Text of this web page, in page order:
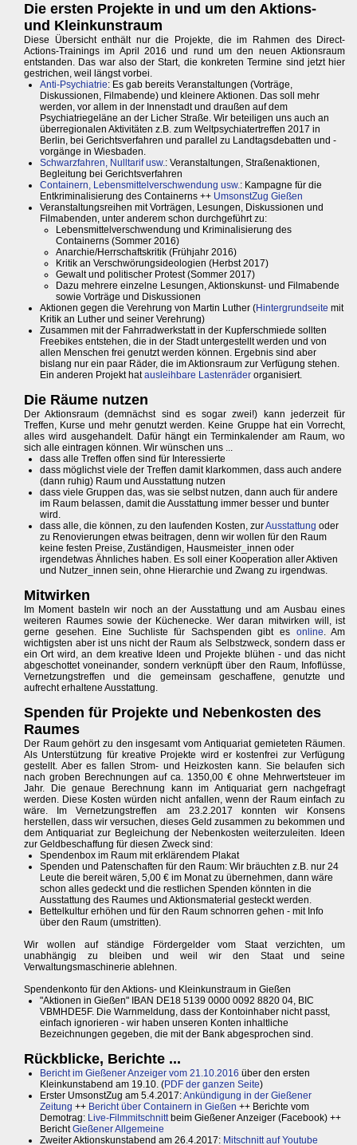
Die ersten Projekte in und um den Aktions-
und Kleinkunstraum
Diese Übersicht enthält nur die Projekte, die im Rahmen des Direct-
Actions-Trainings im April 2016 und rund um den neuen Aktionsraum
entstanden. Das war also der Start, die konkreten Termine sind jetzt hier
gestrichen, weil längst vorbei.
Anti-Psychiatrie: Es gab bereits Veranstaltungen (Vorträge,
Diskussionen, Filmabende) und kleinere Aktionen. Das soll mehr
werden, vor allem in der Innenstadt und draußen auf dem
Psychiatriegeläne an der Licher Straße. Wir beteiligen uns auch an
überregionalen Aktivitäten z.B. zum Weltpsychiatertreffen 2017 in
Berlin, bei Gerichtsverfahren und parallel zu Landtagsdebatten und -
vorgänge in Wiesbaden.
Schwarzfahren, Nulltarif usw.: Veranstaltungen, Straßenaktionen,
Begleitung bei Gerichtsverfahren
Containern, Lebensmittelverschwendung usw.: Kampagne für die
Entkriminalisierung des Containerns ++ UmsonstZug Gießen
Veranstaltungsreihen mit Vorträgen, Lesungen, Diskussionen und
Filmabenden, unter anderem schon durchgeführt zu:
Lebensmittelverschwendung und Kriminalisierung des
Containerns (Sommer 2016)
Anarchie/Herrschaftskritik (Frühjahr 2016)
Kritik an Verschwörungsideologien (Herbst 2017)
Gewalt und politischer Protest (Sommer 2017)
Dazu mehrere einzelne Lesungen, Aktionskunst- und Filmabende
sowie Vorträge und Diskussionen
Aktionen gegen die Verehrung von Martin Luther (Hintergrundseite mit
Kritik an Luther und seiner Verehrung)
Zusammen mit der Fahrradwerkstatt in der Kupferschmiede sollten
Freebikes entstehen, die in der Stadt untergestellt werden und von
allen Menschen frei genutzt werden können. Ergebnis sind aber
bislang nur ein paar Räder, die im Aktionsraum zur Verfügung stehen.
Ein anderen Projekt hatausleihbare Lastenräder organisiert.
Die Räume nutzen
Der Aktionsraum (demnächst sind es sogar zwei!) kann jederzeit für
Treffen, Kurse und mehr genutzt werden. Keine Gruppe hat ein Vorrecht,
alles wird ausgehandelt. Dafür hängt ein Terminkalender am Raum, wo
sich alle eintragen können. Wir wünschen uns ...
dass alle Treffen offen sind für Interessierte
dass möglichst viele der Treffen damit klarkommen, dass auch andere
(dann ruhig) Raum und Ausstattung nutzen
dass viele Gruppen das, was sie selbst nutzen, dann auch für andere
im Raum belassen, damit die Ausstattung immer besser und bunter
wird.
dass alle, die können, zu den laufenden Kosten, zurAusstattung oder
zu Renovierungen etwas beitragen, denn wir wollen für den Raum
keine festen Preise, Zuständigen, Hausmeister_innen oder
irgendetwas Ähnliches haben. Es soll einer Kooperation aller Aktiven
und Nutzer_innen sein, ohne Hierarchie und Zwang zu irgendwas.
Mitwirken
Im Moment basteln wir noch an der Ausstattung und am Ausbau eines
weiteren Raumes sowie der Küchenecke. Wer daran mitwirken will, ist
gerne gesehen. Eine Suchliste für Sachspenden gibt es online. Am
wichtigsten aber ist uns nicht der Raum als Selbstzweck, sondern dass er
ein Ort wird, an dem kreative Ideen und Projekte blühen - und das nicht
abgeschottet voneinander, sondern verknüpft über den Raum, Infoflüsse,
Vernetzungstreffen und die gemeinsam geschaffene, genutzte und
aufrecht erhaltene Ausstattung.
Spenden für Projekte und Nebenkosten des
Raumes
Der Raum gehört zu den insgesamt vom Antiquariat gemieteten Räumen.
Als Unterstützung für kreative Projekte wird er kostenfrei zur Verfügung
gestellt. Aber es fallen Strom- und Heizkosten kann. Sie belaufen sich
nach groben Berechnungen auf ca. 1350,00 € ohne Mehrwertsteuer im
Jahr. Die genaue Berechnung kann im Antiquariat gern nachgefragt
werden. Diese Kosten würden nicht anfallen, wenn der Raum einfach zu
wäre. Im Vernetzungstreffen am 23.2.2017 konnten wir Konsens
herstellen, dass wir versuchen, dieses Geld zusammen zu bekommen und
dem Antiquariat zur Begleichung der Nebenkosten weiterzuleiten. Ideen
zur Geldbeschaffung für diesen Zweck sind:
Spendenbox im Raum mit erklärendem Plakat
Spenden und Patenschaften für den Raum: Wir bräuchten z.B. nur 24
Leute die bereit wären, 5,00 € im Monat zu übernehmen, dann wäre
schon alles gedeckt und die restlichen Spenden könnten in die
Ausstattung des Raumes und Aktionsmaterial gesteckt werden.
Bettelkultur erhöhen und für den Raum schnorren gehen - mit Info
über den Raum (umstritten).
Wir wollen auf ständige Fördergelder vom Staat verzichten, um
unabhängig zu bleiben und weil wir den Staat und seine
Verwaltungsmaschinerie ablehnen.
Spendenkonto für den Aktions- und Kleinkunstraum in Gießen
"Aktionen in Gießen" IBAN DE18 5139 0000 0092 8820 04, BIC
VBMHDE5F. Die Warnmeldung, dass der Kontoinhaber nicht passt,
einfach ignorieren - wir haben unseren Konten inhaltliche
Bezeichnungen gegeben, die mit der Bank abgesprochen sind.
Rückblicke, Berichte ...
Bericht im Gießener Anzeiger vom 21.10.2016 über den ersten
Kleinkunstabend am 19.10. (PDF der ganzen Seite)
Erster UmsonstZug am 5.4.2017:Ankündigung in der Gießener
Zeitung ++ Bericht über Containern in Gießen ++ Berichte vom
Demotrag: Live-Filmmitschnittbeim Gießener Anzeiger (Facebook) ++
BerichtGießener Allgemeine
Zweiter Aktionskunstabend am 26.4.2017: Mitschnitt auf Youtube